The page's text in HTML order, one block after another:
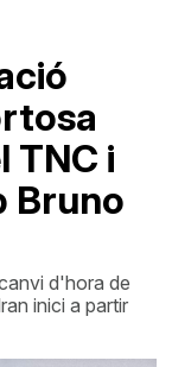
TNC i
Bruno
d'hora de
inici a partir